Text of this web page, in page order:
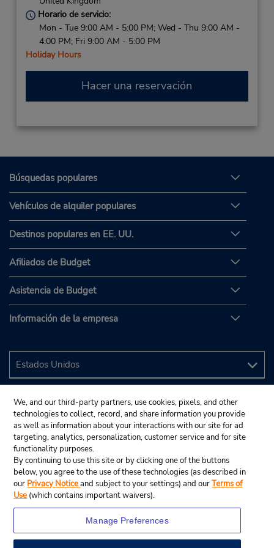
Horario de servicio:
Mon - Tue 9:00 AM - 5:00 PM; Wed - Thu 9:00 AM -
4:00 PM; Fri 9:00 AM - 5:00 PM
Holiday Hours
Hacer una reservación
Búsquedas populares
Vehículos de alquiler populares
Destinos populares en EE. UU.
Afiliados de Budget
Asistencia de Budget
Información de la empresa
We, and our third-party partners, use cookies, pixels, and other
technologies to collect, record, and share information you provide
as well as information about your interactions with our site for ad
targeting, analytics, personalization, customer service and for site
functionality purposes.
By continuing to use this site or by clicking one of the buttons
below, you agree to the use of these technologies (as described in
our Privacy Noticeand subject to your settings) and ourTerms of
Use (which contains important waivers).
Manage Preferences